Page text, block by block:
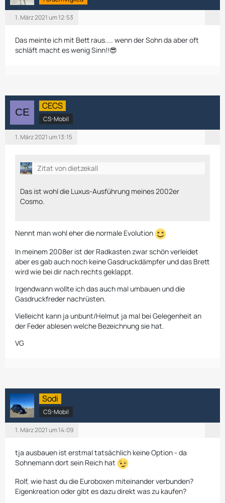
1. März 2021 um 12:53
Das meinte ich mit Bett raus.... wenn der Sohn da aber oft
schläft macht es wenig Sinn!!😎
CECS
CS-Mobil
1. März 2021 um 13:15
Zitat von dietzekall
Das ist wohl die Luxus-Ausführung meines 2002er
Cosmo.
Nennt man wohl eher die normale Evolution
In meinem 2008er ist der Radkasten zwar schön verleidet
aber es gab auch noch keine Gasdruckdämpfer und das Brett
wird wie bei dir nach rechts geklappt.
Irgendwann wollte ich das auch mal umbauen und die
Gasdruckfreder nachrüsten.
Vielleicht kann ja unbunt/Helmut ja mal bei Gelegenheit an
der Feder ablesen welche Bezeichnung sie hat.
VG
Sodi
CS-Mobil
1. März 2021 um 14:09
tja ausbauen ist erstmal tatsächlich keine Option - da
Sohnemann dort sein Reich hat
Rolf, wie hast du die Euroboxen miteinander verbunden?
Eigenkreation oder gibt es dazu direkt was zu kaufen?